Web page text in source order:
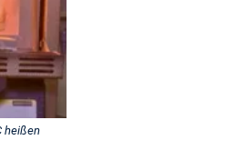
heißen